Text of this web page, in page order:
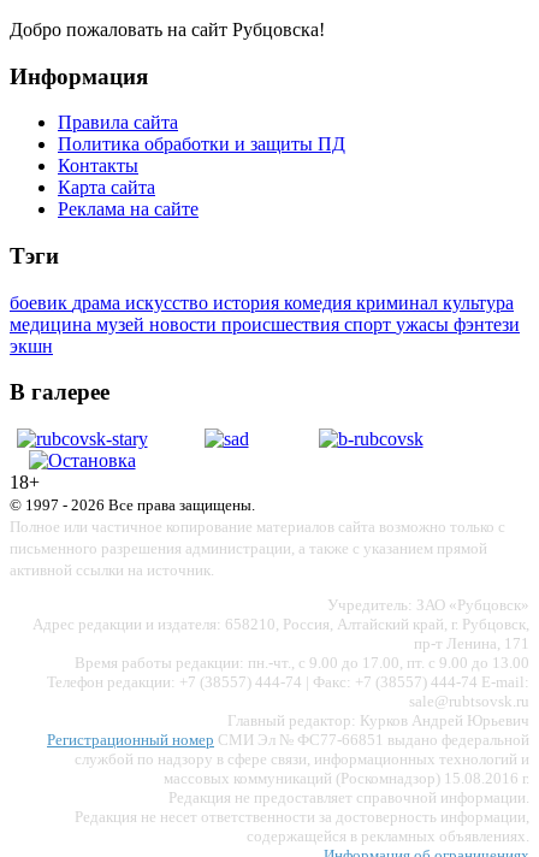
Добро пожаловать на сайт Рубцовска!
Информация
Правила сайта
Политика обработки и защиты ПД
Контакты
Карта сайта
Реклама на сайте
Тэги
боевик драма искусство история комедия криминал культура
медицина музей новости происшествия спорт ужасы фэнтези
экшн
В галерее
18+
© 1997 - 2026 Все права защищены.
Полное или частичное копирование материалов сайта возможно только с
письменного разрешения администрации, а также с указанием прямой
активной ссылки на источник.
Учредитель: ЗАО «Рубцовск»
Адрес редакции и издателя: 658210, Россия, Алтайский край, г. Рубцовск,
пр-т Ленина, 171
Время работы редакции: пн.-чт., с 9.00 до 17.00, пт. с 9.00 до 13.00
Телефон редакции: +7 (38557) 444-74 | Факс: +7 (38557) 444-74 E-mail:
sale@rubtsovsk.ru
Главный редактор: Курков Андрей Юрьевич
Регистрационный номер СМИ Эл № ФС77-66851 выдано федеральной
службой по надзору в сфере связи, информационных технологий и
массовых коммуникаций (Роскомнадзор) 15.08.2016 г.
Редакция не предоставляет справочной информации.
Редакция не несет ответственности за достоверность информации,
содержащейся в рекламных объявлениях.